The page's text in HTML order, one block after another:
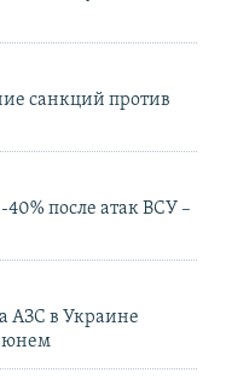
санкций против
после атак ВСУ –
АЗС в Украине